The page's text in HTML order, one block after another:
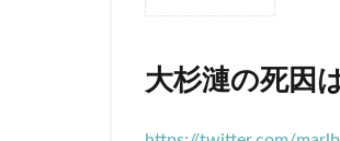
死因
大杉漣の死因